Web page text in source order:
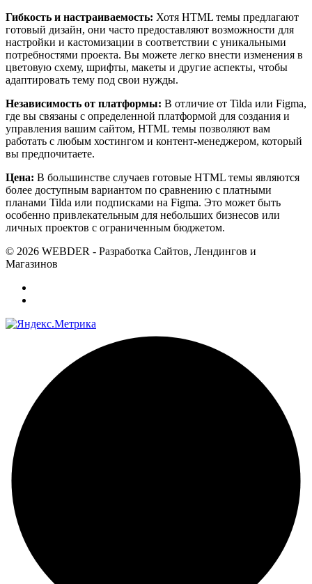
Гибкость и настраиваемость: Хотя HTML темы предлагают
готовый дизайн, они часто предоставляют возможности для
настройки и кастомизации в соответствии с уникальными
потребностями проекта. Вы можете легко внести изменения в
цветовую схему, шрифты, макеты и другие аспекты, чтобы
адаптировать тему под свои нужды.
Независимость от платформы: В отличие от Tilda или Figma,
где вы связаны с определенной платформой для создания и
управления вашим сайтом, HTML темы позволяют вам
работать с любым хостингом и контент-менеджером, который
вы предпочитаете.
Цена: В большинстве случаев готовые HTML темы являются
более доступным вариантом по сравнению с платными
планами Tilda или подписками на Figma. Это может быть
особенно привлекательным для небольших бизнесов или
личных проектов с ограниченным бюджетом.
© 2026 WEBDER - Разработка Сайтов, Лендингов и
Магазинов